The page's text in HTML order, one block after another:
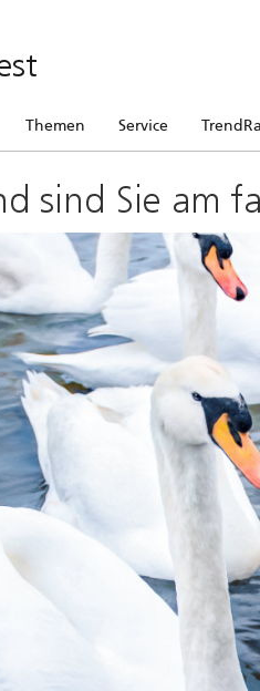
Themen Service
sind Sie am